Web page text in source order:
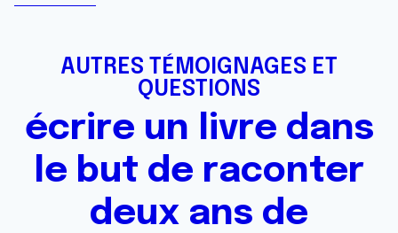
AUTRES TÉMOIGNAGES ET
QUESTIONS
écrire un livre dans
le but de raconter
deux ans de